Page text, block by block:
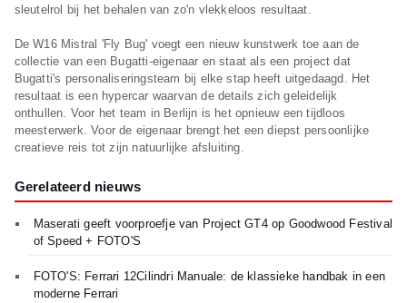
sleutelrol bij het behalen van zo'n vlekkeloos resultaat.
De W16 Mistral 'Fly Bug' voegt een nieuw kunstwerk toe aan de
collectie van een Bugatti-eigenaar en staat als een project dat
Bugatti's personaliseringsteam bij elke stap heeft uitgedaagd. Het
resultaat is een hypercar waarvan de details zich geleidelijk
onthullen. Voor het team in Berlijn is het opnieuw een tijdloos
meesterwerk. Voor de eigenaar brengt het een diepst persoonlijke
creatieve reis tot zijn natuurlijke afsluiting.
Gerelateerd nieuws
Maserati geeft voorproefje van Project GT4 op Goodwood Festival
of Speed + FOTO'S
FOTO'S: Ferrari 12Cilindri Manuale: de klassieke handbak in een
moderne Ferrari